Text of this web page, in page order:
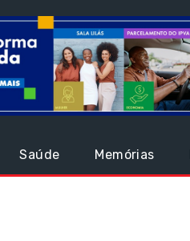
Saúde Memórias